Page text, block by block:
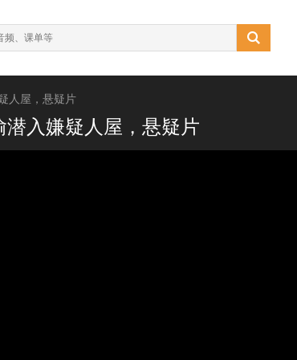

人屋，悬疑片
入嫌疑人屋，悬疑片